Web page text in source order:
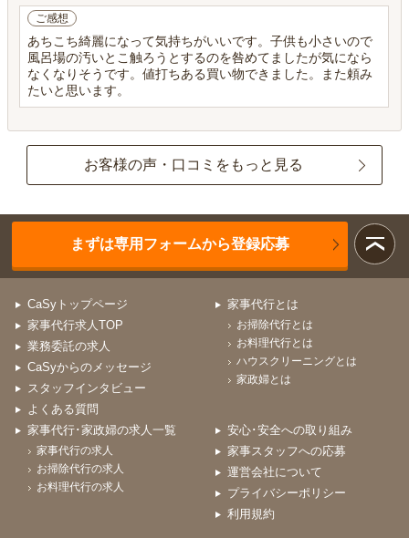
ご感想
あちこち綺麗になって気持ちがいいです。子供も小さいので
風呂場の汚いとこ触ろうとするのを咎めてましたが気になら
なくなりそうです。値打ちある買い物できました。また頼み
たいと思います。
お客様の声・口コミをもっと見る
まずは専用フォームから登録応募
CaSyトップページ
家事代行求人TOP
業務委託の求人
CaSyからのメッセージ
スタッフインタビュー
よくある質問
家事代行とは
お掃除代行とは
お料理代行とは
ハウスクリーニングとは
家政婦とは
家事代行･家政婦の求人一覧
家事代行の求人
お掃除代行の求人
お料理代行の求人
安心･安全への取り組み
家事スタッフへの応募
運営会社について
プライバシーポリシー
利用規約